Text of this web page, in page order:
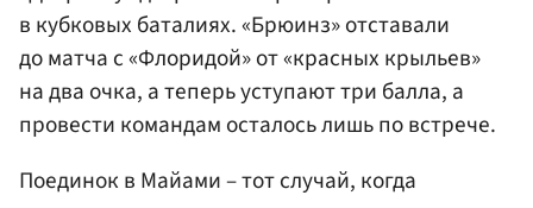
в кубковых баталиях. «Брюинз» отставали
до матча с «Флоридой» от «красных крыльев»
на два очка, а теперь уступают три балла, а
провести командам осталось лишь по встрече.
Поединок в Майами – тот случай, когда